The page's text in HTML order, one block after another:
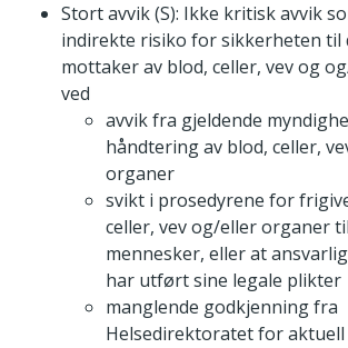
Stort avvik (S): Ikke kritisk avvik
indirekte risiko for sikkerheten til
mottaker av blod, celler, vev og
ved
avvik fra gjeldende
håndtering av blod, celler,
organer
svikt i prosedyrene for
celler, vev og/eller organer
mennesker, eller at
har utført sine legale plikter
manglende godkjenning fra
Helsedirektoratet for